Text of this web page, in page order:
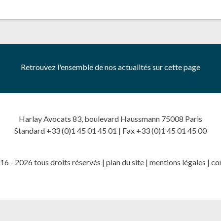
Retrouvez l'ensemble de nos actualités sur cette page
Harlay Avocats 83, boulevard Haussmann 75008 Paris
Standard +33 (0)1 45 01 45 01 | Fax +33 (0)1 45 01 45 00
- 2026 tous droits réservés | plan du site| mentions légales |